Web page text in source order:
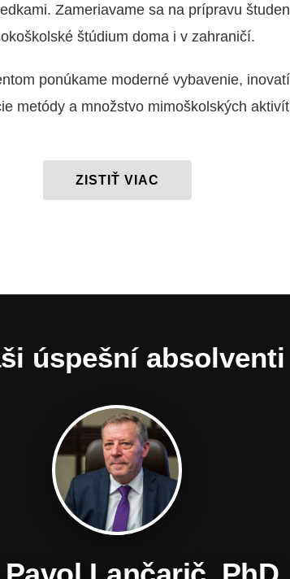
Zameriavame sa na prípravu
štúdium doma i v zahraničí.
ponúkame moderné vybavenie,
metódy a množstvo mimoškolských
ZISTIŤ VIAC
úspešní absolventi